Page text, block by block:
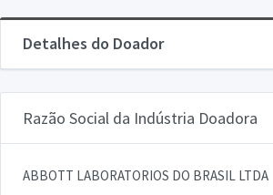
Detalhes do Doador
Razão Social da Indústria Doadora
ABBOTT LABORATORIOS DO BRASIL LTDA